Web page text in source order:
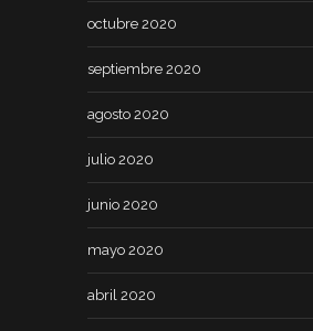
octubre 2020
septiembre 2020
agosto 2020
julio 2020
junio 2020
mayo 2020
abril 2020